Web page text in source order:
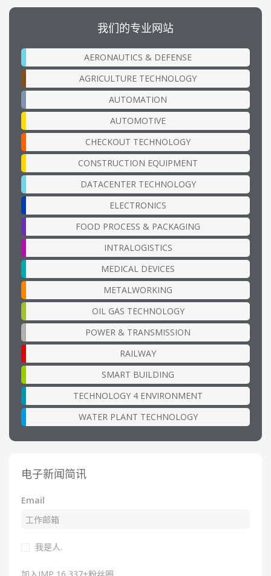
我们的专业网站
AERONAUTICS & DEFENSE
AGRICULTURE TECHNOLOGY
AUTOMATION
AUTOMOTIVE
CHECKOUT TECHNOLOGY
CONSTRUCTION EQUIPMENT
DATACENTER TECHNOLOGY
ELECTRONICS
FOOD PROCESS & PACKAGING
INTRALOGISTICS
MEDICAL DEVICES
METALWORKING
OIL GAS TECHNOLOGY
POWER & TRANSMISSION
RAILWAY
SMART BUILDING
TECHNOLOGY 4 ENVIRONMENT
WATER PLANT TECHNOLOGY
电子新闻简讯
Email
我是人.